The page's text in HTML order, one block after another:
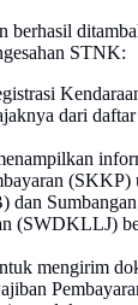
berhasil
STNK:
dari
(SKKP)
dan
(SWDKLLJ)
mengirim